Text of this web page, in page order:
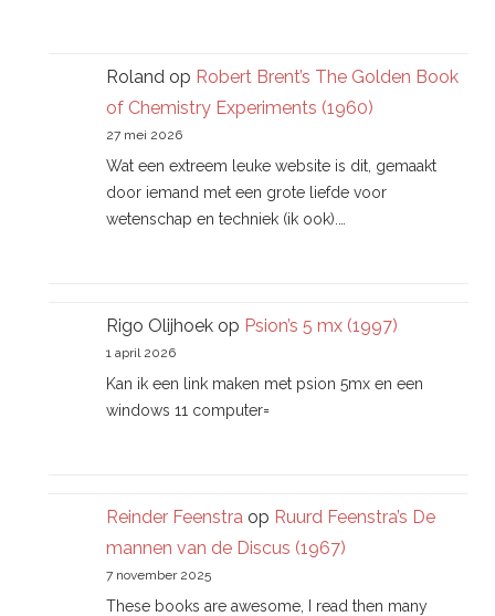
Roland op Robert Brent’s The Golden Book
of Chemistry Experiments (1960)
27 mei 2026
Wat een extreem leuke website is dit, gemaakt
door iemand met een grote liefde voor
wetenschap en techniek (ik ook).…
Rigo Olijhoek op Psion’s 5 mx (1997)
1 april 2026
Kan ik een link maken met psion 5mx en een
windows 11 computer=
Reinder Feenstra op Ruurd Feenstra’s De
mannen van de Discus (1967)
7 november 2025
These books are awesome, I read then many